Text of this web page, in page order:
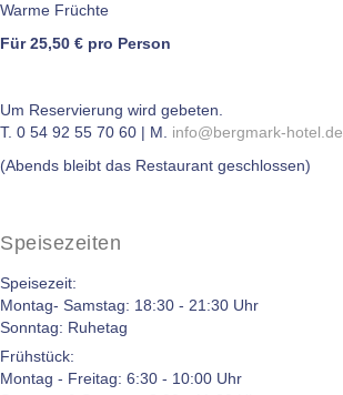
Warme Früchte
Für 25,50 € pro Person
Um Reservierung wird gebeten.
T. 0 54 92 55 70 60 | M. info@bergmark-hotel.de
(Abends bleibt das Restaurant geschlossen)
Speisezeiten
Speisezeit:
Montag- Samstag: 18:30 - 21:30 Uhr
Sonntag: Ruhetag
Frühstück:
Montag - Freitag: 6:30 - 10:00 Uhr